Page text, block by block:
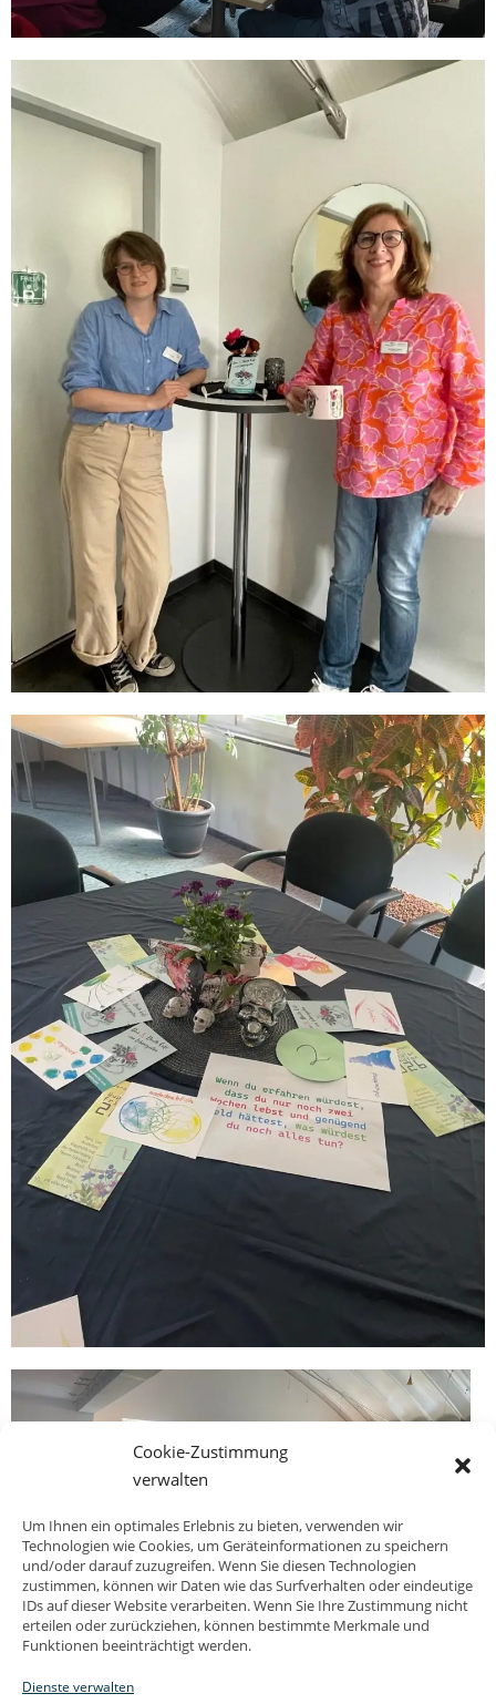
Cookie-Zustimmung
verwalten
Um Ihnen ein optimales Erlebnis zu bieten, verwenden wir
Technologien wie Cookies, um Geräteinformationen zu speichern
und/oder darauf zuzugreifen. Wenn Sie diesen Technologien
zustimmen, können wir Daten wie das Surfverhalten oder eindeutige
IDs auf dieser Website verarbeiten. Wenn Sie Ihre Zustimmung nicht
erteilen oder zurückziehen, können bestimmte Merkmale und
Funktionen beeinträchtigt werden.
Dienste verwalten